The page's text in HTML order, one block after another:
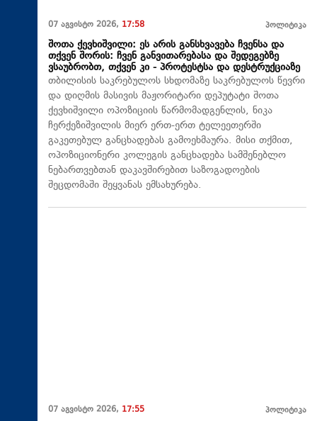
07 აგვისტო 2026, 17:58 პოლიტიკა
შოთა ქევხიშვილი: ეს არის განსხვავება ჩვენსა და
თქვენ შორის: ჩვენ განვითარებასა და შედეგებზე
ვსაუბრობთ, თქვენ კი - პროტესტსა და დესტრუქციაზე
თბილისის საკრებულოს სხდომაზე საკრებულოს წევრი
და დიღმის მასივის მაჟორიტარი დეპუტატი შოთა
ქევხიშვილი ოპოზიციის წარმომადგენლის, ნიკა
ჩერქეზიშვილის მიერ ერთ-ერთ ტელეეთერში
გაკეთებულ განცხადებას გამოეხმაურა. მისი თქმით,
ოპოზიციონერი კოლეგის განცხადება სამშენებლო
ნებართვებთან დაკავშირებით საზოგადოების
შეცდომაში შეყვანას ემსახურება.
07 აგვისტო 2026, 17:55 პოლიტიკა